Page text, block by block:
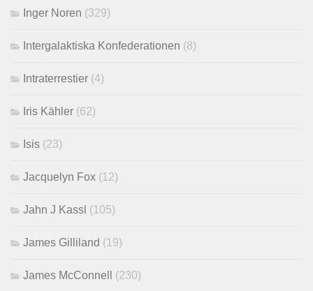
Inger Noren (329)
Intergalaktiska Konfederationen (8)
Intraterrestier (4)
Iris Kähler (62)
Isis (23)
Jacquelyn Fox (12)
Jahn J Kassl (105)
James Gilliland (19)
James McConnell (230)